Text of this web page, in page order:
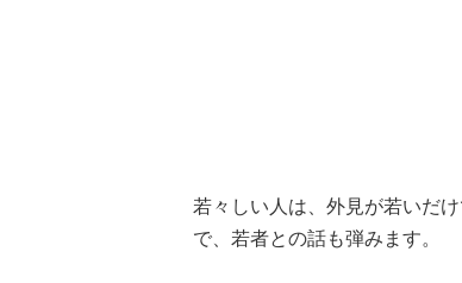
若々しい人は、外見が若いだ
で、若者との話も弾みます。